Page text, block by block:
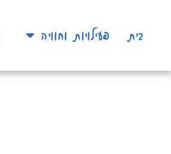
בית פעילויות וחוויה